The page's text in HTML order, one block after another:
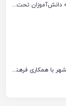
پتروشیمی اروند ۹۸۵ بسته نوشت‌افزار به دانش‌آموزان تحت پوشش کمیته امداد بندرماهشهر اهدا کرد
سمینارهای فرهنگی و آموزشی در بندرماهشهر با همکاری فرهنگ‌سرای پتروشیمی مارون